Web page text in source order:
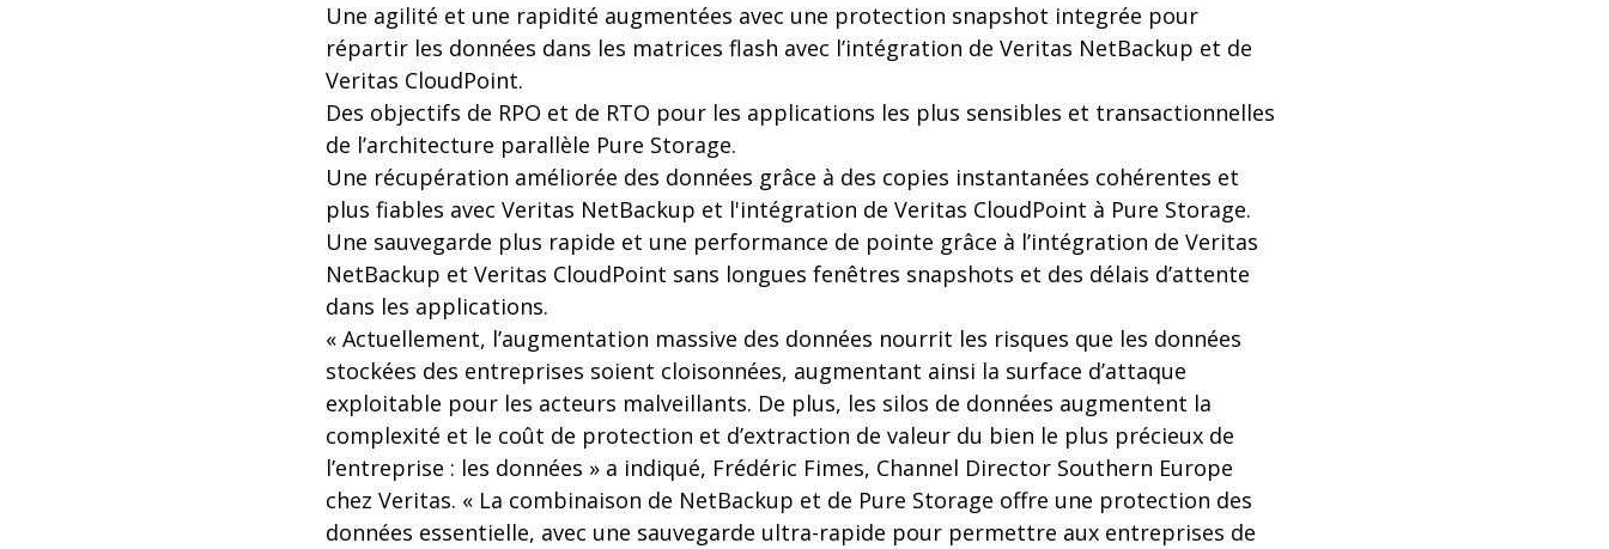
Une agilité et une rapidité augmentées avec une protection snapshot integrée pour
répartir les données dans les matrices flash avec l’intégration de Veritas NetBackup et de
Veritas CloudPoint.
Des objectifs de RPO et de RTO pour les applications les plus sensibles et transactionnelles
de l’architecture parallèle Pure Storage.
Une récupération améliorée des données grâce à des copies instantanées cohérentes et
plus fiables avec Veritas NetBackup et l'intégration de Veritas CloudPoint à Pure Storage.
Une sauvegarde plus rapide et une performance de pointe grâce à l’intégration de Veritas
NetBackup et Veritas CloudPoint sans longues fenêtres snapshots et des délais d’attente
dans les applications.
« Actuellement, l’augmentation massive des données nourrit les risques que les données
stockées des entreprises soient cloisonnées, augmentant ainsi la surface d’attaque
exploitable pour les acteurs malveillants. De plus, les silos de données augmentent la
complexité et le coût de protection et d’extraction de valeur du bien le plus précieux de
l’entreprise : les données » a indiqué, Frédéric Fimes, Channel Director Southern Europe
chez Veritas. « La combinaison de NetBackup et de Pure Storage offre une protection des
données essentielle, avec une sauvegarde ultra-rapide pour permettre aux entreprises de